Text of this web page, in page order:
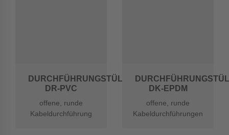
DURCHFÜHRUNGSTÜLLEN
DR-PVC
offene, runde
Kabeldurchführung
DK-EPDM
offene, runde
Kabeldurchführungen